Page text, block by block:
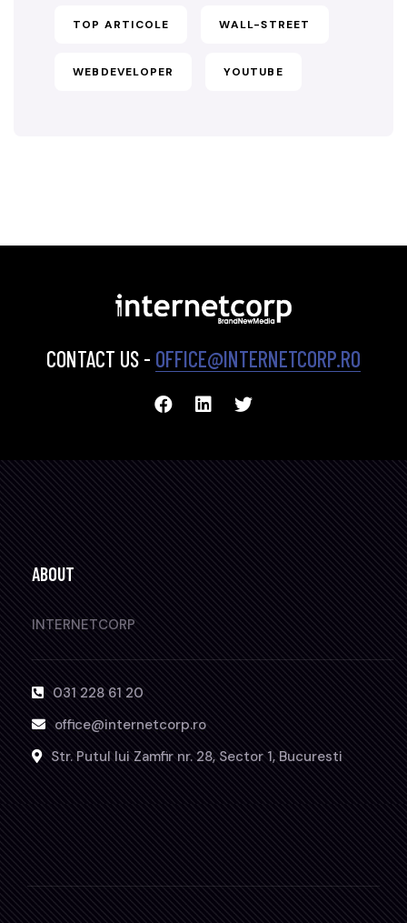
TOP ARTICOLE WALL-STREET
WEBDEVELOPER YOUTUBE
CONTACT US - OFFICE@INTERNETCORP.RO
ABOUT
INTERNETCORP
031 228 61 20
office@internetcorp.ro
Str. Putul lui Zamfir nr. 28, Sector 1, Bucuresti